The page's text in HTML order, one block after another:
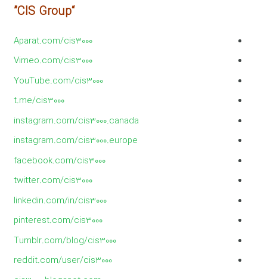
“CIS Group”
Aparat.com/cis3000
Vimeo.com/cis3000
YouTube.com/cis3000
t.me/cis3000
facebook.com/cis3000
twitter.com/cis3000
linkedin.com/in/cis3000
pinterest.com/cis3000
Tumblr.com/blog/cis3000
reddit.com/user/cis3000